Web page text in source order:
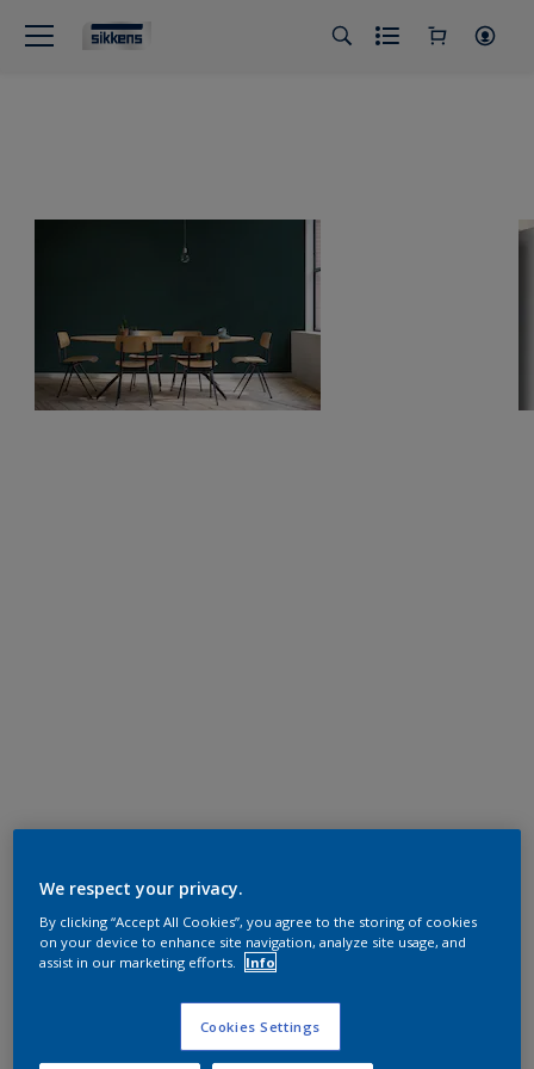
We respect your privacy.
By clicking “Accept All Cookies”, you agree to the storing of cookies
on your device to enhance site navigation, analyze site usage, and
assist in our marketing efforts.
Info
Cookies Settings